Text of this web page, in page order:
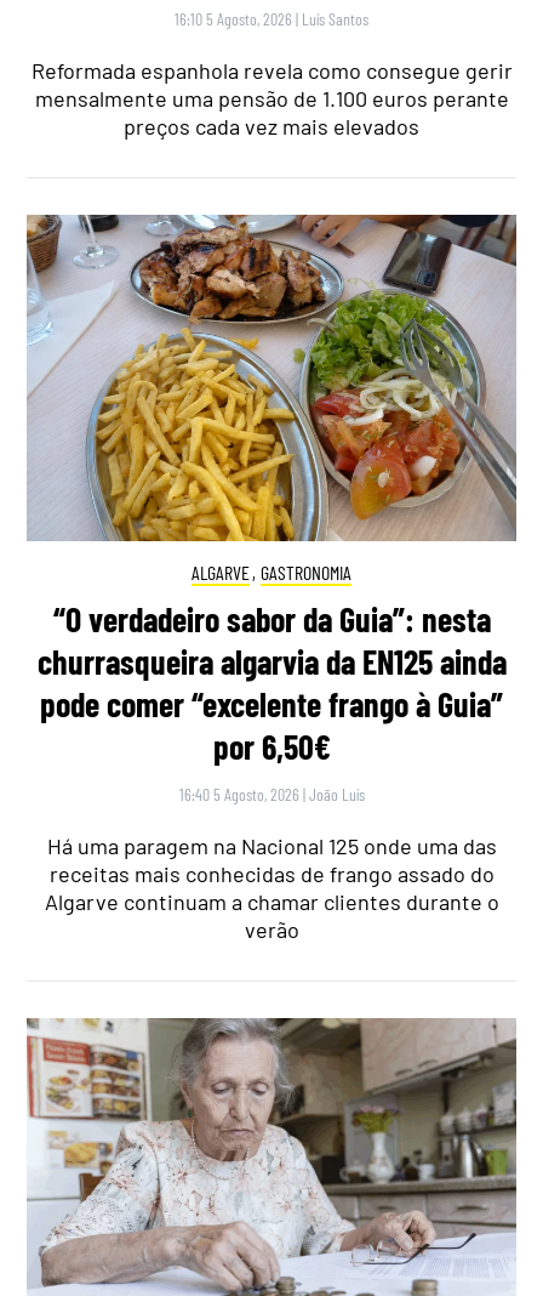
16:10 5 Agosto, 2026 | Luís Santos
Reformada espanhola revela como consegue gerir
mensalmente uma pensão de 1.100 euros perante
preços cada vez mais elevados
ALGARVE, GASTRONOMIA
“O verdadeiro sabor da Guia”: nesta
churrasqueira algarvia da EN125 ainda
pode comer “excelente frango à Guia”
por 6,50€
16:40 5 Agosto, 2026 |João Luís
Há uma paragem na Nacional 125 onde uma das
receitas mais conhecidas de frango assado do
Algarve continuam a chamar clientes durante o
verão